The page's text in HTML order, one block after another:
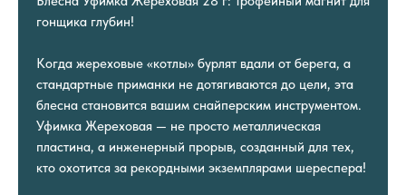
гонщика глубин!
Когда жереховые «котлы» бурлят вдали от берега, а
стандартные приманки не дотягиваются до цели, эта
блесна становится вашим снайперским инструментом.
Уфимка Жереховая — не просто металлическая
пластина, а инженерный прорыв, созданный для тех,
кто охотится за рекордными экземплярами шереспера!